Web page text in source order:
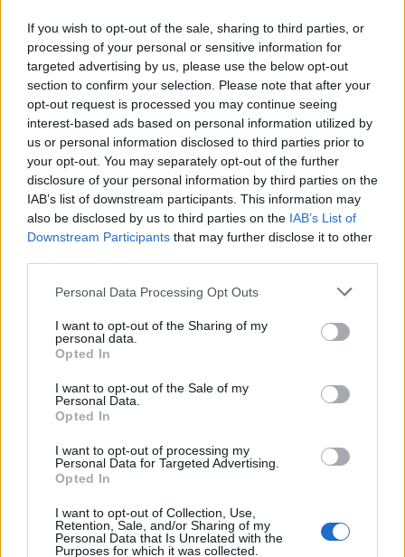
If you wish to opt-out of the sale, sharing to third parties, or
processing of your personal or sensitive information for
targeted advertising by us, please use the below opt-out
section to confirm your selection. Please note that after your
opt-out request is processed you may continue seeing
interest-based ads based on personal information utilized by
us or personal information disclosed to third parties prior to
your opt-out. You may separately opt-out of the further
disclosure of your personal information by third parties on the
IAB’s list of downstream participants. This information may
also be disclosed by us to third parties on the IAB’s List of
Downstream Participants that may further disclose it to other
Personal Data Processing Opt Outs
I want to opt-out of the Sharing of my
personal data.
Opted In
I want to opt-out of the Sale of my
Personal Data.
Opted In
I want to opt-out of processing my
Personal Data for Targeted Advertising.
Opted In
I want to opt-out of Collection, Use,
Retention, Sale, and/or Sharing of my
Personal Data that Is Unrelated with the
Purposes for which it was collected.
-Για να μη μιλήσω για την ικανότητά σου να
γνωρίζεις ανά πάσα ώρα και στιγμή πού
βρίσκεται.
-Και πάντα σε σκηνές βγαλμένες από τον
Τιτανικό ή κάποια άλλη ταινία του Hollywood